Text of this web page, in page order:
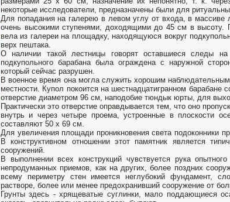
некоторые исследователи, предназначены были для
Для попадания на галерею в левом углу от входа, в массиве
очень высокими ступенями, доходящими до 45 см в высоту.
вела из галереи на площадку, находящуюся вокруг
верх пештака.
О наличии такой лестницы говорят оставшиеся следы
подкупольного барабана была ограждена с наружной
который сейчас разрушен.
В военное время она могла служить хорошим
местности. Купол покоится на шестнадцатигранном
отверстие диаметром 96 см, наподобие тюндык юрты, для
Практически это отверстие оправдывается тем, что оно
внутрь и через четыре проема, устроенные в плоскости
составляют 50 х 69 см.
Для увеличения площади проникновения света подоконники
В конструктивном отношении этот памятник является
сооружений.
В выполнении всех конструкций чувствуется рука
непродуманных приемов, как на других, более поздних
всему периметру стен имеется неглубокий фундамент,
растворе, более или менее предохранивший сооружение от
Грунты здесь - хрящеватые суглинки, мало поддающиеся